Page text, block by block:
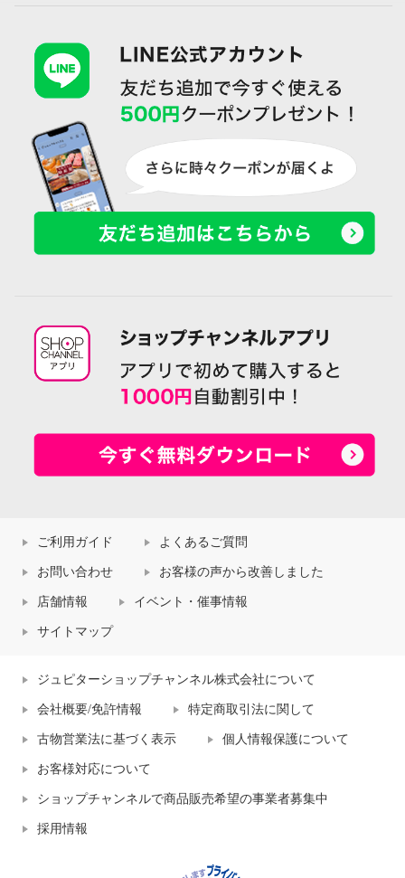
ご利用ガイド よくあるご質問
お問い合わせ お客様の声から改善しました
店舗情報 イベント・催事情報
サイトマップ
ジュピターショップチャンネル株式会社について
会社概要/免許情報 特定商取引法に関して
古物営業法に基づく表示 個人情報保護について
お客様対応について
ショップチャンネルで商品販売希望の事業者募集中
採用情報